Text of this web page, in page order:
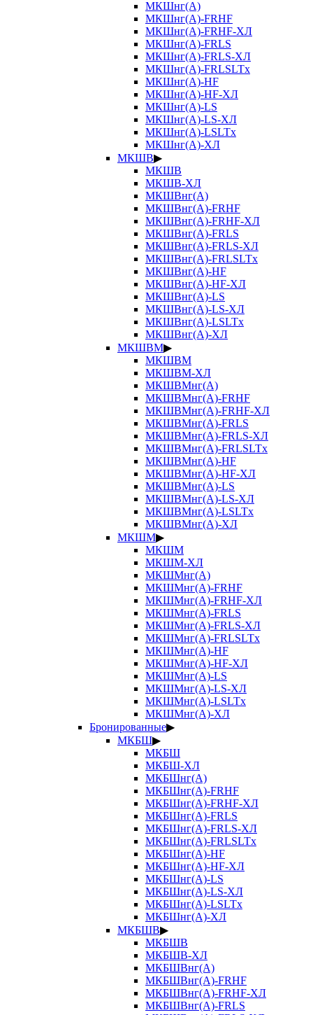
МКШнг(А)
МКШнг(А)-FRHF
МКШнг(А)-FRHF-ХЛ
МКШнг(А)-FRLS
МКШнг(А)-FRLS-ХЛ
МКШнг(А)-FRLSLTx
МКШнг(А)-HF
МКШнг(А)-HF-ХЛ
МКШнг(А)-LS
МКШнг(А)-LS-ХЛ
МКШнг(А)-LSLTx
МКШнг(А)-ХЛ
МКШВ▶
МКШВ
МКШВ-ХЛ
МКШВнг(А)
МКШВнг(А)-FRHF
МКШВнг(А)-FRHF-ХЛ
МКШВнг(А)-FRLS
МКШВнг(А)-FRLS-ХЛ
МКШВнг(А)-FRLSLTx
МКШВнг(А)-HF
МКШВнг(А)-HF-ХЛ
МКШВнг(А)-LS
МКШВнг(А)-LS-ХЛ
МКШВнг(А)-LSLTx
МКШВнг(А)-ХЛ
МКШВМ▶
МКШВМ
МКШВМ-ХЛ
МКШВМнг(А)
МКШВМнг(А)-FRHF
МКШВМнг(А)-FRHF-ХЛ
МКШВМнг(А)-FRLS
МКШВМнг(А)-FRLS-ХЛ
МКШВМнг(А)-FRLSLTx
МКШВМнг(А)-HF
МКШВМнг(А)-HF-ХЛ
МКШВМнг(А)-LS
МКШВМнг(А)-LS-ХЛ
МКШВМнг(А)-LSLTx
МКШВМнг(А)-ХЛ
МКШМ▶
МКШМ
МКШМ-ХЛ
МКШМнг(А)
МКШМнг(А)-FRHF
МКШМнг(А)-FRHF-ХЛ
МКШМнг(А)-FRLS
МКШМнг(А)-FRLS-ХЛ
МКШМнг(А)-FRLSLTx
МКШМнг(А)-HF
МКШМнг(А)-HF-ХЛ
МКШМнг(А)-LS
МКШМнг(А)-LS-ХЛ
МКШМнг(А)-LSLTx
МКШМнг(А)-ХЛ
Бронированные▶
МКБШ▶
МКБШ
МКБШ-ХЛ
МКБШнг(А)
МКБШнг(А)-FRHF
МКБШнг(А)-FRHF-ХЛ
МКБШнг(А)-FRLS
МКБШнг(А)-FRLS-ХЛ
МКБШнг(А)-FRLSLTx
МКБШнг(А)-HF
МКБШнг(А)-HF-ХЛ
МКБШнг(А)-LS
МКБШнг(А)-LS-ХЛ
МКБШнг(А)-LSLTx
МКБШнг(А)-ХЛ
МКБШВ▶
МКБШВ
МКБШВ-ХЛ
МКБШВнг(А)
МКБШВнг(А)-FRHF
МКБШВнг(А)-FRHF-ХЛ
МКБШВнг(А)-FRLS